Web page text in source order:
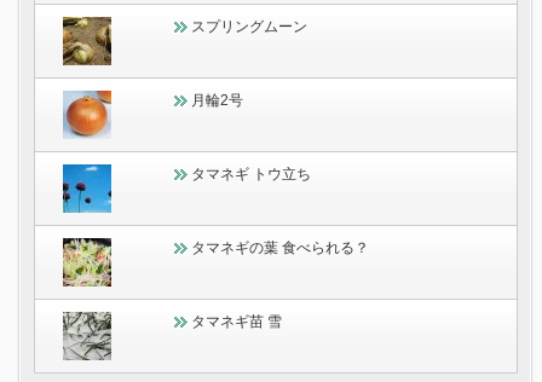
スプリングムーン
月輪2号
タマネギ トウ立ち
タマネギの葉 食べられる？
タマネギ苗 雪